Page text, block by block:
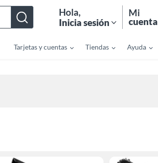
Hola,
Inicia sesión
Mi
cuenta
Tarjetas y cuentas Tiendas Ayuda